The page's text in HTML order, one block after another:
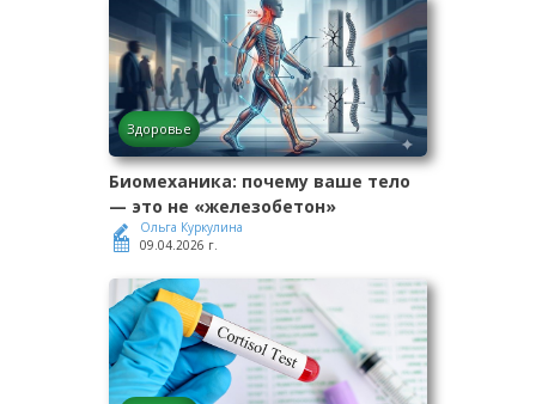
Здоровье
Биомеханика: почему ваше тело
— это не «железобетон»
Ольга Куркулина
09.04.2026 г.